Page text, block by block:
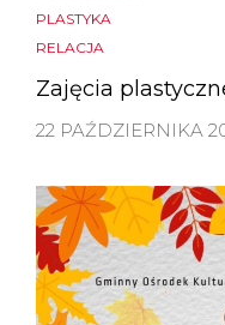
PLASTYKA
RELACJA
Zajęcia
22 PAŹDZIERNIKA